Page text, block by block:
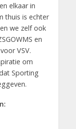
elkaar in
thuis is echter
we zelf ook
en
VSV.
om
Sporting
: